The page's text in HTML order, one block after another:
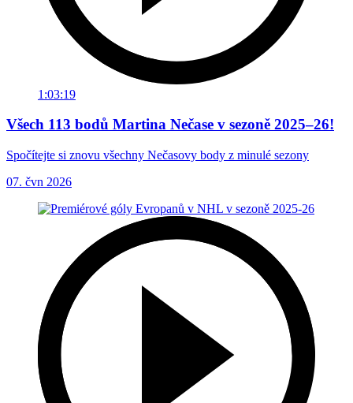
1:03:19
Všech 113 bodů Martina Nečase v sezoně 2025–26!
Spočítejte si znovu všechny Nečasovy body z minulé sezony
07. čvn 2026